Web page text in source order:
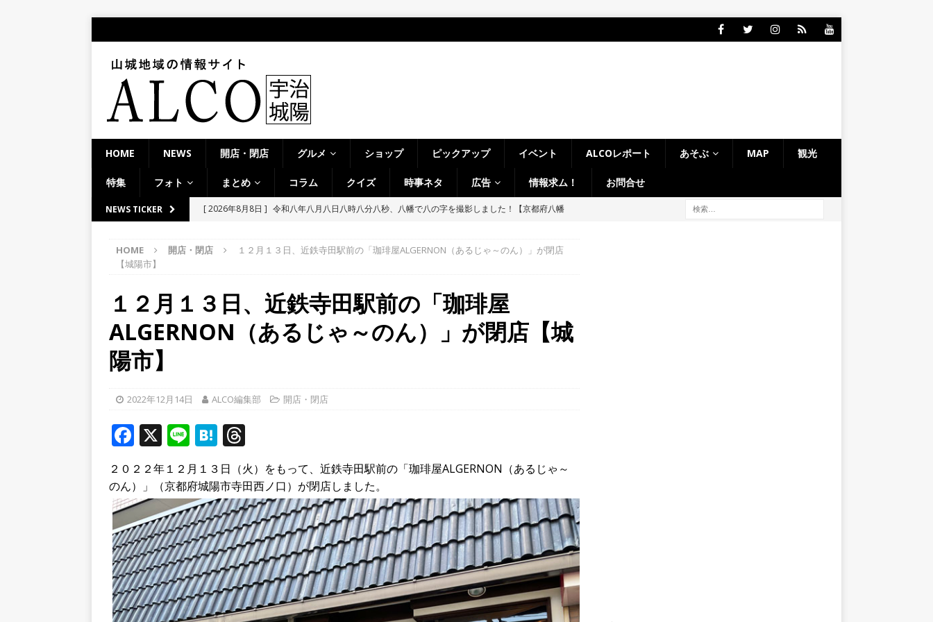
HOME NEWS 開店・閉店 グルメ ショップ ピックアップ イベント ALCOレポート あそぶ MAP 観光
特集 フォト まとめ コラム クイズ 時事ネタ 広告 情報求ム！ お問合せ
NEWS TICKER [ 2026年8月8日 ] ＜週刊ALCO＞8月1日～7日の京都府山城地域【ひんやり美味しいかき氷！／七
[ 2026年8月7日 ] 8月7日、塔の島で「ホコランタン・プロジェクト2026」を楽しんできました！
[ 2026年8月6日 ] ８月３日、クマと思われる動物が確認されました。国道307号奥山田茶屋トンネ
ルから甲賀市に向かって約400mの農地【京都府宇治田原町】
NEWS
[ 2026年8月8日 ]
令和八年八月八日八時八分八秒、八幡で八の字を撮影しました！【京都府八幡
HOME 開店・閉店
１２月１３日、近鉄寺田駅前の「珈琲屋ALGERNON（あるじゃ～のん）」が閉店
【城陽市】
１２月１３日、近鉄寺田駅前の「珈琲屋
ALGERNON（あるじゃ～のん）」が閉店【城
陽市】
2022年12月14日 ALCO編集部 開店・閉店
F
a
c
e
b
o
o
k
X Li
n
e
H
at
e
n
a
h
r
e
a
d
s
２０２２年１２月１３日（火）をもって、近鉄寺田駅前の「珈琲屋ALGERNON（あるじゃ～
のん）」（京都府城陽市寺田西ノ口）が閉店しました。